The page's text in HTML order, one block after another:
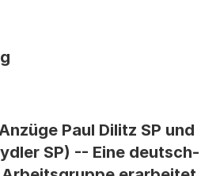
Paul Dilitz SP und
SP) -- Eine deutsch-